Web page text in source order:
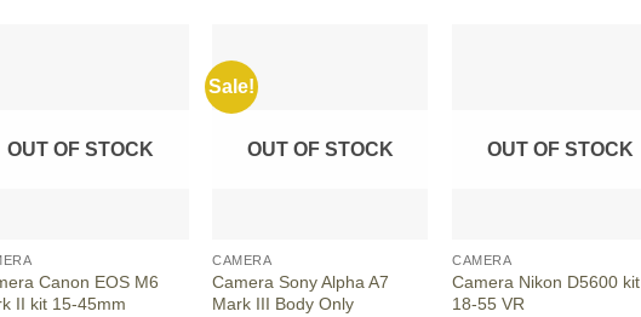
OUT OF STOCK
Canon EOS M6
II kit 15-45mm
Sale!
OUT OF STOCK
CAMERA
Camera Sony Alpha A7
Mark III Body Only
OUT OF STOCK
CAMERA
Camera Nikon D5600 kit
18-55 VR